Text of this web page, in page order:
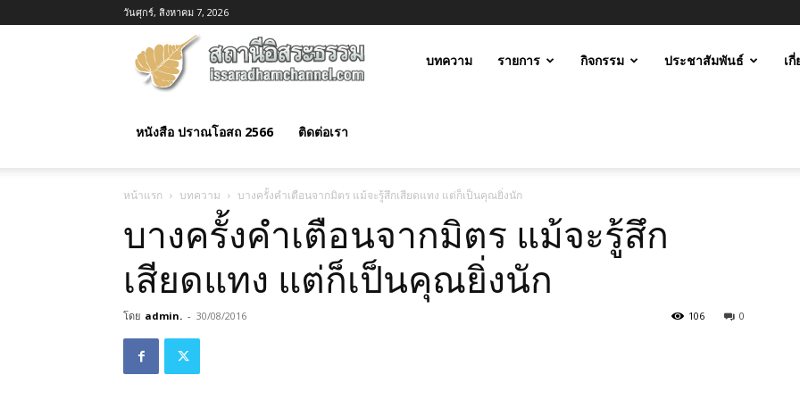
วันศุกร์, สิงหาคม 7, 2026
บทความ รายการ กิจกรรม ประชาสัมพันธ์ เ
หนังสือ ปราณโอสถ 2566 ติดต่อเรา
หน้าแรก บทความ บางครั้งคำเตือนจากมิตร แม้จะรู้สึกเสียดแทง แต่ก็เป็นคุณยิ่งนัก
บางครั้งคำเตือนจากมิตร แม้จะรู้สึก
เสียดแทง แต่ก็เป็นคุณยิ่งนัก
โดย admin. - 30/08/2016 0
106